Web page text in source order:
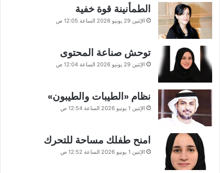
الطمأنينة قوة خفية
الإثنين 29 يونيو 2026 الساعة 12:05 ص
توحش صناعة المحتوى
الإثنين 29 يونيو 2026 الساعة 12:04 ص
نظام «الطيبات والطيبون»
الإثنين 1 يونيو 2026 الساعة 12:54 ص
امنح طفلك مساحة للتحرك
الإثنين 1 يونيو 2026 الساعة 12:52 ص